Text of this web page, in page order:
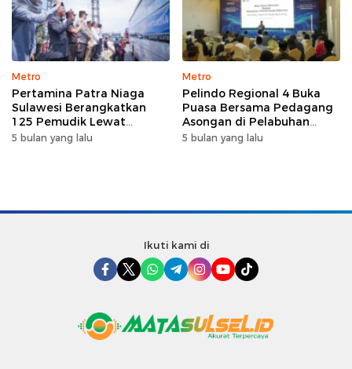
Metro
Pertamina Patra Niaga
Sulawesi Berangkatkan
125 Pemudik Lewat
Program Mudik Gratis
5 bulan yang lalu
Metro
Pelindo Regional 4 Buka
Puasa Bersama Pedagang
Asongan di Pelabuhan
Makassar, Perkuat
5 bulan yang lalu
Ikuti kami di